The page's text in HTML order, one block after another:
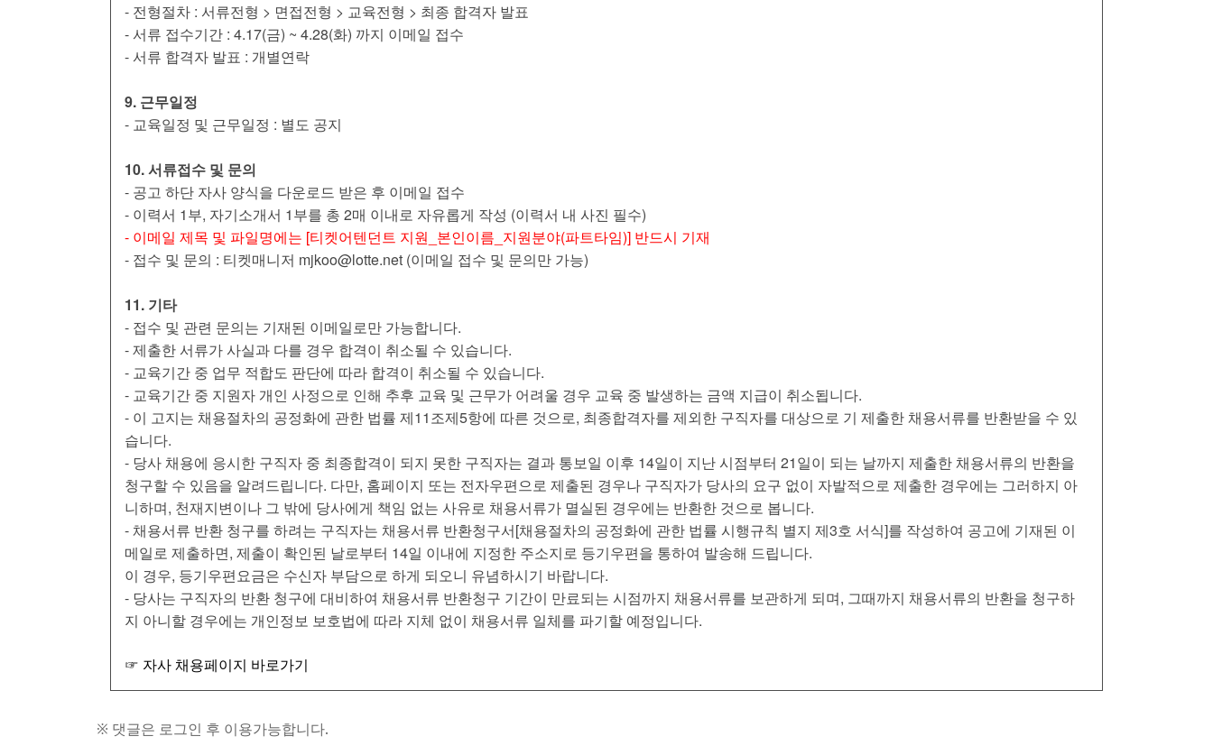
- 전형절차 : 서류전형 > 면접전형 > 교육전형 > 최종 합격자 발표
- 서류 접수기간 : 4.17(금) ~ 4.28(화) 까지 이메일 접수
- 서류 합격자 발표 : 개별연락
9. 근무일정
- 교육일정 및 근무일정 : 별도 공지
10. 서류접수 및 문의
- 공고 하단 자사 양식을 다운로드 받은 후 이메일 접수
- 이력서 1부, 자기소개서 1부를 총 2매 이내로 자유롭게 작성 (이력서 내 사진 필수)
- 이메일 제목 및 파일명에는 [티켓어텐던트 지원_본인이름_지원분야(파트타임)] 반드시 기재
- 접수 및 문의 : 티켓매니저 mjkoo@lotte.net (이메일 접수 및 문의만 가능)
11. 기타
- 접수 및 관련 문의는 기재된 이메일로만 가능합니다.
- 제출한 서류가 사실과 다를 경우 합격이 취소될 수 있습니다.
- 교육기간 중 업무 적합도 판단에 따라 합격이 취소될 수 있습니다.
- 교육기간 중 지원자 개인 사정으로 인해 추후 교육 및 근무가 어려울 경우 교육 중 발생하는 금액 지급이 취소됩니다.
- 이 고지는 채용절차의 공정화에 관한 법률 제11조제5항에 따른 것으로, 최종합격자를 제외한 구직자를 대상으로 기 제출한 채용서류를 반환받을 수 있
습니다.
- 당사 채용에 응시한 구직자 중 최종합격이 되지 못한 구직자는 결과 통보일 이후 14일이 지난 시점부터 21일이 되는 날까지 제출한 채용서류의 반환을
청구할 수 있음을 알려드립니다. 다만, 홈페이지 또는 전자우편으로 제출된 경우나 구직자가 당사의 요구 없이 자발적으로 제출한 경우에는 그러하지 아
니하며, 천재지변이나 그 밖에 당사에게 책임 없는 사유로 채용서류가 멸실된 경우에는 반환한 것으로 봅니다.
- 채용서류 반환 청구를 하려는 구직자는 채용서류 반환청구서[채용절차의 공정화에 관한 법률 시행규칙 별지 제3호 서식]를 작성하여 공고에 기재된 이
메일로 제출하면, 제출이 확인된 날로부터 14일 이내에 지정한 주소지로 등기우편을 통하여 발송해 드립니다.
이 경우, 등기우편요금은 수신자 부담으로 하게 되오니 유념하시기 바랍니다.
- 당사는 구직자의 반환 청구에 대비하여 채용서류 반환청구 기간이 만료되는 시점까지 채용서류를 보관하게 되며, 그때까지 채용서류의 반환을 청구하
지 아니할 경우에는 개인정보 보호법에 따라 지체 없이 채용서류 일체를 파기할 예정입니다.
☞ 자사 채용페이지 바로가기
※ 댓글은 로그인 후 이용가능합니다.